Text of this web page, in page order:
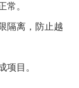
常。
隔离，防止越
项目。